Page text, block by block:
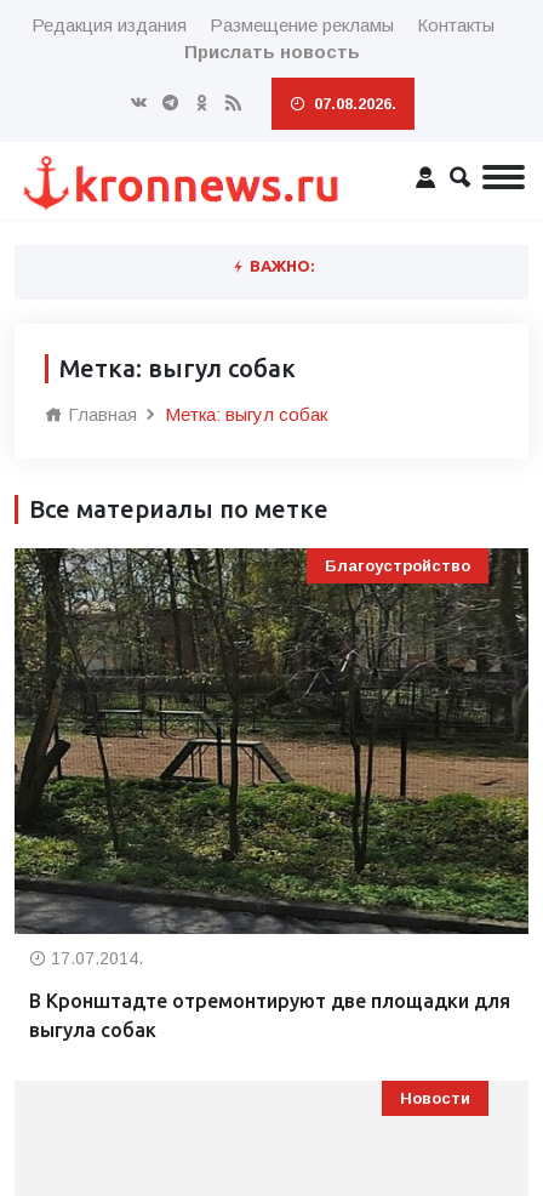
Редакция издания Размещение рекламы
Контакты
Прислать новость
07.08.2026.
ВАЖНО:
Метка: выгул собак
Главная Метка: выгул собак
Все материалы по метке
Благоустройство
17.07.2014.
В Кронштадте отремонтируют две площадки для
выгула собак
Новости